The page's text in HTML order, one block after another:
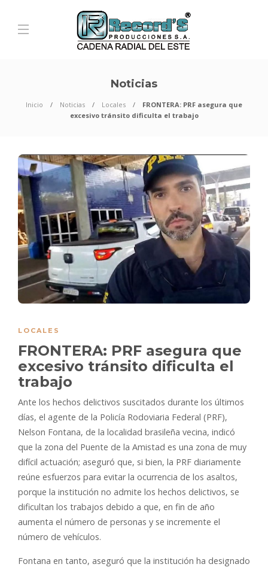
Noticias
Inicio Noticias Locales
FRONTERA: PRF asegura que
excesivo tránsito dificulta el trabajo
LOCALES
FRONTERA: PRF asegura que
excesivo tránsito dificulta el
trabajo
Ante los hechos delictivos suscitados durante los últimos
días, el agente de la Policía Rodoviaria Federal (PRF),
Nelson Fontana, de la localidad brasileña vecina, indicó
que la zona del Puente de la Amistad es una zona de muy
difícil actuación; aseguró que, si bien, la PRF diariamente
reúne esfuerzos para evitar la ocurrencia de los asaltos,
porque la institución no admite los hechos delictivos, se
dificultan los trabajos debido a que, en fin de año
aumenta el número de personas y se incremente el
número de vehículos.
Fontana en tanto, aseguró que la institución ha designado